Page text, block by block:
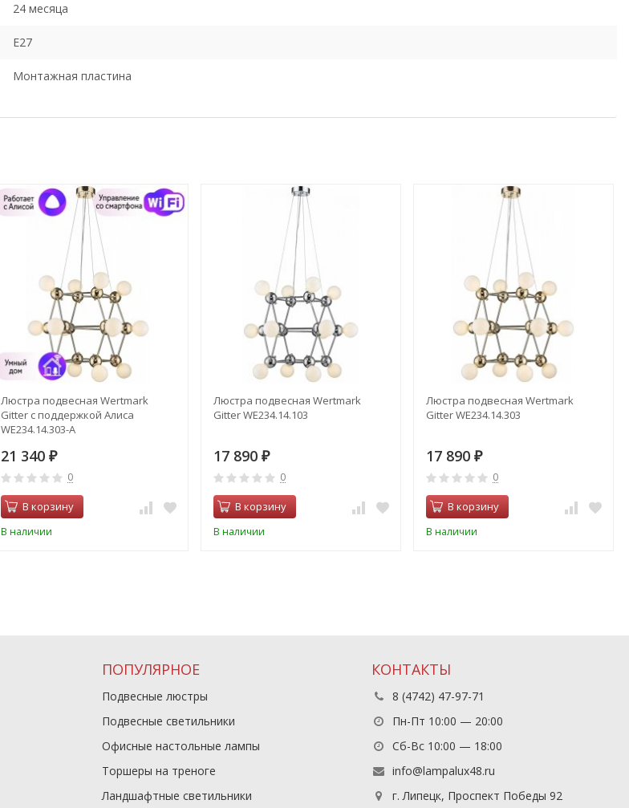
24 месяца
E27
Монтажная пластина
Люстра подвесная Wertmark
Gitter с поддержкой Алиса
WE234.14.303-A
21 340 ₽
0
В корзину
В наличии
Люстра подвесная Wertmark
Gitter WE234.14.103
17 890 ₽
0
В корзину
В наличии
Люстра подвесная Wertmark
Gitter WE234.14.303
17 890 ₽
0
В корзину
В наличии
ПОПУЛЯРНОЕ
Подвесные люстры
Подвесные светильники
Офисные настольные лампы
Торшеры на треноге
Ландшафтные светильники
КОНТАКТЫ
8 (4742) 47-97-71
Пн-Пт 10:00 — 20:00
Сб-Вс 10:00 — 18:00
info@lampalux48.ru
г. Липецк, Проспект Победы 92